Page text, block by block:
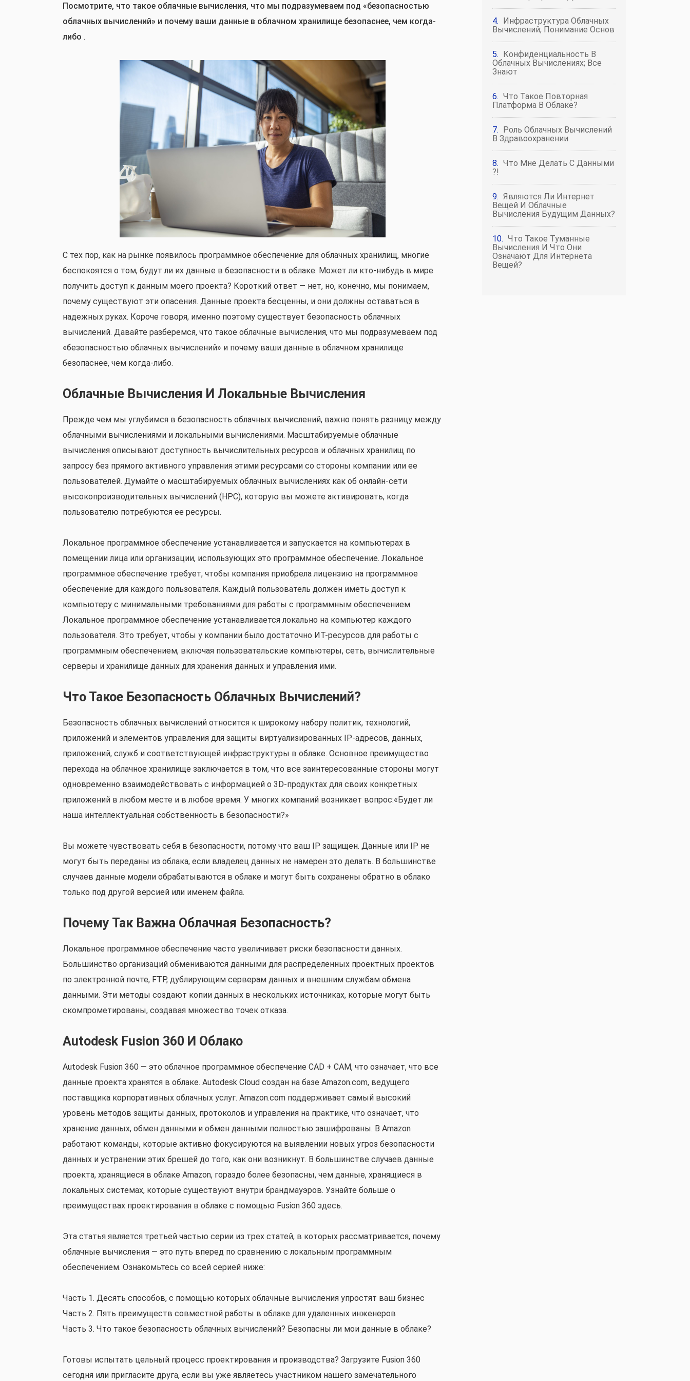
Посмотрите, что такое облачные вычисления, что мы подразумеваем под «безопасностью
облачных вычислений» и почему ваши данные в облачном хранилище безопаснее, чем когда-
либо .
С тех пор, как на рынке появилось программное обеспечение для облачных хранилищ, многие
беспокоятся о том, будут ли их данные в безопасности в облаке. Может ли кто-нибудь в мире
получить доступ к данным моего проекта? Короткий ответ — нет, но, конечно, мы понимаем,
почему существуют эти опасения. Данные проекта бесценны, и они должны оставаться в
надежных руках. Короче говоря, именно поэтому существует безопасность облачных
вычислений. Давайте разберемся, что такое облачные вычисления, что мы подразумеваем под
«безопасностью облачных вычислений» и почему ваши данные в облачном хранилище
безопаснее, чем когда-либо.
Облачные Вычисления И Локальные Вычисления
Прежде чем мы углубимся в безопасность облачных вычислений, важно понять разницу между
облачными вычислениями и локальными вычислениями. Масштабируемые облачные
вычисления описывают доступность вычислительных ресурсов и облачных хранилищ по
запросу без прямого активного управления этими ресурсами со стороны компании или ее
пользователей. Думайте о масштабируемых облачных вычислениях как об онлайн-сети
высокопроизводительных вычислений (HPC), которую вы можете активировать, когда
пользователю потребуются ее ресурсы.
Локальное программное обеспечение устанавливается и запускается на компьютерах в
помещении лица или организации, использующих это программное обеспечение. Локальное
программное обеспечение требует, чтобы компания приобрела лицензию на программное
обеспечение для каждого пользователя. Каждый пользователь должен иметь доступ к
компьютеру с минимальными требованиями для работы с программным обеспечением.
Локальное программное обеспечение устанавливается локально на компьютер каждого
пользователя. Это требует, чтобы у компании было достаточно ИТ-ресурсов для работы с
программным обеспечением, включая пользовательские компьютеры, сеть, вычислительные
серверы и хранилище данных для хранения данных и управления ими.
Что Такое Безопасность Облачных Вычислений?
Безопасность облачных вычислений относится к широкому набору политик, технологий,
приложений и элементов управления для защиты виртуализированных IP-адресов, данных,
приложений, служб и соответствующей инфраструктуры в облаке. Основное преимущество
перехода на облачное хранилище заключается в том, что все заинтересованные стороны могут
одновременно взаимодействовать с информацией о 3D-продуктах для своих конкретных
приложений в любом месте и в любое время. У многих компаний возникает вопрос:«Будет ли
наша интеллектуальная собственность в безопасности?»
Вы можете чувствовать себя в безопасности, потому что ваш IP защищен. Данные или IP не
могут быть переданы из облака, если владелец данных не намерен это делать. В большинстве
случаев данные модели обрабатываются в облаке и могут быть сохранены обратно в облако
только под другой версией или именем файла.
Почему Так Важна Облачная Безопасность?
Локальное программное обеспечение часто увеличивает риски безопасности данных.
Большинство организаций обмениваются данными для распределенных проектных проектов
по электронной почте, FTP, дублирующим серверам данных и внешним службам обмена
данными. Эти методы создают копии данных в нескольких источниках, которые могут быть
скомпрометированы, создавая множество точек отказа.
Autodesk Fusion 360 И Облако
Autodesk Fusion 360 — это облачное программное обеспечение CAD + CAM, что означает, что все
данные проекта хранятся в облаке. Autodesk Cloud создан на базе Amazon.com, ведущего
поставщика корпоративных облачных услуг. Amazon.com поддерживает самый высокий
уровень методов защиты данных, протоколов и управления на практике, что означает, что
хранение данных, обмен данными и обмен данными полностью зашифрованы. В Amazon
работают команды, которые активно фокусируются на выявлении новых угроз безопасности
данных и устранении этих брешей до того, как они возникнут. В большинстве случаев данные
проекта, хранящиеся в облаке Amazon, гораздо более безопасны, чем данные, хранящиеся в
локальных системах, которые существуют внутри брандмауэров. Узнайте больше о
преимуществах проектирования в облаке с помощью Fusion 360 здесь.
Эта статья является третьей частью серии из трех статей, в которых рассматривается, почему
облачные вычисления — это путь вперед по сравнению с локальным программным
обеспечением. Ознакомьтесь со всей серией ниже:
Часть 1. Десять способов, с помощью которых облачные вычисления упростят ваш бизнес
Часть 2. Пять преимуществ совместной работы в облаке для удаленных инженеров
Часть 3. Что такое безопасность облачных вычислений? Безопасны ли мои данные в облаке?
Готовы испытать цельный процесс проектирования и производства? Загрузите Fusion 360
сегодня или пригласите друга, если вы уже являетесь участником нашего замечательного
Инфраструктура Облачных
Вычислений; Понимание Основ
Конфиденциальность В
Облачных Вычислениях; Все
Знают
Что Такое Повторная
Платформа В Облаке?
Роль Облачных Вычислений
В Здравоохранении
Что Мне Делать С Данными
?!
Являются Ли Интернет
Вещей И Облачные
Вычисления Будущим Данных?
Что Такое Туманные
Вычисления И Что Они
Означают Для Интернета
Вещей?